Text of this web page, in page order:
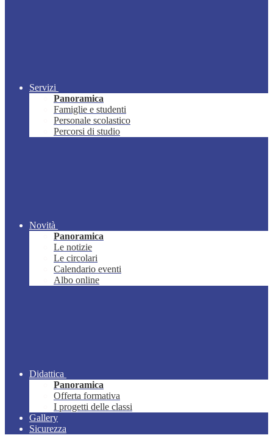
Servizi
Panoramica
Famiglie e studenti
Personale scolastico
Percorsi di studio
Novità
Panoramica
Le notizie
Le circolari
Calendario eventi
Albo online
Didattica
Panoramica
Offerta formativa
I progetti delle classi
Gallery
Sicurezza